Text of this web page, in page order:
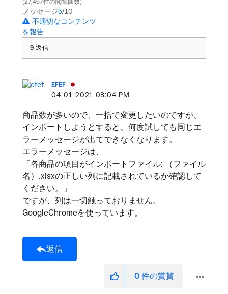
メッセージ5/10
不適切なコンテンツ
を報告
9 返信
EFEF
‎04-01-2021 08:04 PM
商品数が多いので、一括で変更したいのですが、
インポートしようとすると、何度試しても同じエ
ラーメッセージが出てできなくなります。
エラーメッセージは、
「各商品の項目がインポートファイル: （ファイル
名）.xlsxの正しい列に記載されているか確認して
ください。」
ですが、列は一切触っておりません。
GoogleChromeを使っています。
返信
0件の賞賛